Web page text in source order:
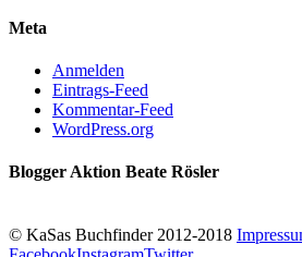
Meta
Anmelden
Eintrags-Feed
Kommentar-Feed
WordPress.org
Blogger Aktion Beate Rösler
© KaSas Buchfinder 2012-2018